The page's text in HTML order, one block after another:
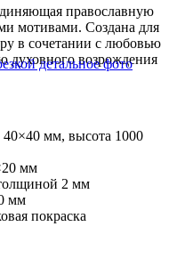
православную
мотивами. Создана для
в сочетании с любовью
духовного возрождения
40×40 мм, высота 1000
мм
2 мм
мм
покраска